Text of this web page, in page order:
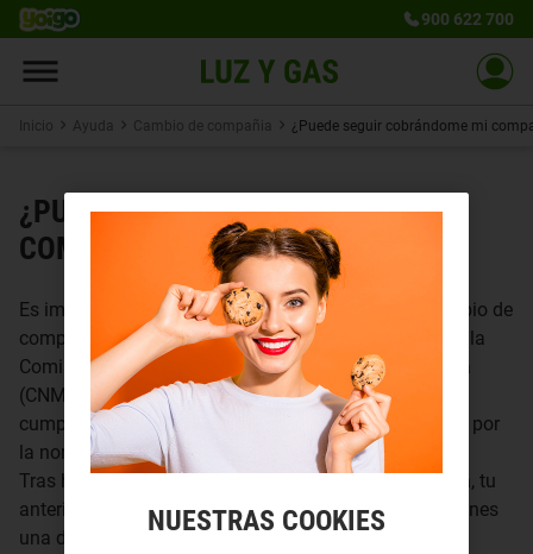
900 622 700
Inicio Ayuda Cambio de compañia ¿Puede seguir cobrándome mi
¿PUEDE SEGUIR COBRÁNDOME MI
COMPAÑÍA ANTERIOR?
Es importante tener en cuenta que el proceso de cambio de
compañía eléctrica está regulado por la normativa de la
Comisión Nacional de los Mercados y la Competencia
(CNMC) y, por tanto, las empresas están obligadas a
cumplir con los plazos y procedimientos establecidos por
la normativa.
Tras haber realizado elcambio de compañía eléctrica, tu
anterior compañía solo puede seguir cobrándote si tienes
una deuda pendiente con ellos.
NUESTRAS COOKIES